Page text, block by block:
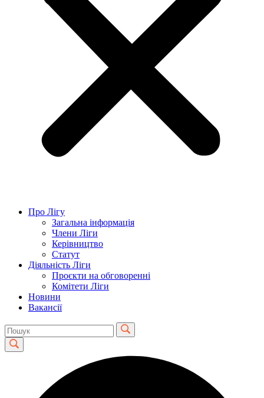
Про Лігу
Загальна інформація
Члени Ліги
Керівництво
Статут
Діяльність Ліги
Проєкти на обговоренні
Комітети Ліги
Новини
Вакансії